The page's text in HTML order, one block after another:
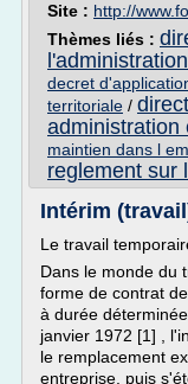
Site : http://
Thèmes liés :
decret
territoriale /
administration
maintien dans l
reglement sur
Intérim
Le travail
Dans le monde du
forme de contrat
à durée
janvier 1972 [1] ,
le remplacement
entreprise, puis